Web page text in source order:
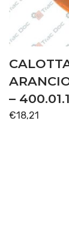
–
€18,21